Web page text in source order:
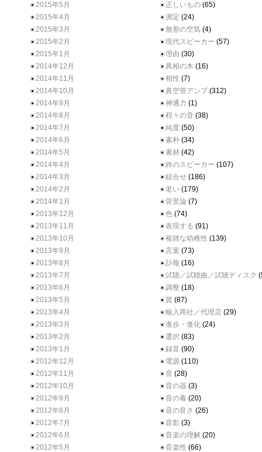
2015年5月
2015年4月
2015年3月
2015年2月
2015年1月
2014年12月
2014年11月
2014年10月
2014年9月
2014年8月
2014年7月
2014年6月
2014年5月
2014年4月
2014年3月
2014年2月
2014年1月
2013年12月
2013年11月
2013年10月
2013年9月
2013年8月
2013年7月
2013年6月
2013年5月
2013年4月
2013年3月
2013年2月
2013年1月
2012年12月
2012年11月
2012年10月
2012年9月
2012年8月
2012年7月
2012年6月
2012年5月
正しいもの (65)
測定 (24)
無形の空気 (4)
現代スピーカー (57)
理由 (30)
異相の木 (16)
相性 (7)
真空管アンプ (312)
神通力 (1)
程々の音 (38)
純度 (50)
素朴 (34)
素材 (42)
終のスピーカー (107)
組合せ (186)
老い (179)
背景論 (7)
色 (74)
表現する (91)
複雑な幼稚性 (139)
言葉 (73)
訃報 (16)
試聴／試聴曲／試聴ディスク
調整 (18)
賞 (87)
輸入商社／代理店 (29)
進歩・進化 (24)
選択 (83)
録音 (90)
電源 (110)
音 (28)
音の器 (3)
音の毒 (20)
音の良さ (26)
音影 (3)
音楽の理解 (20)
音楽性 (66)